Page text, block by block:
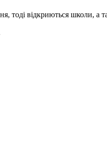
тоді відкриються школи, а